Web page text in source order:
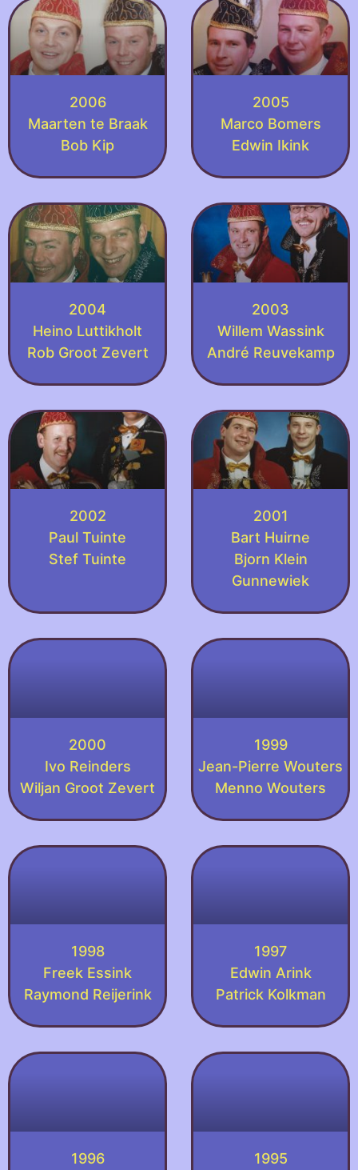
2006
Maarten te Braak
Bob Kip
2005
Marco Bomers
Edwin Ikink
2004
Heino Luttikholt
Rob Groot Zevert
2003
Willem Wassink
André Reuvekamp
2002
Paul Tuinte
Stef Tuinte
2001
Bart Huirne
Bjorn Klein
Gunnewiek
2000
Ivo Reinders
Wiljan Groot Zevert
1999
Jean-Pierre Wouters
Menno Wouters
1998
Freek Essink
Raymond Reijerink
1997
Edwin Arink
Patrick Kolkman
1996
1995